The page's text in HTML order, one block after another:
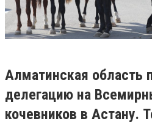
Алматинская область
делегацию на
кочевников в Астану.